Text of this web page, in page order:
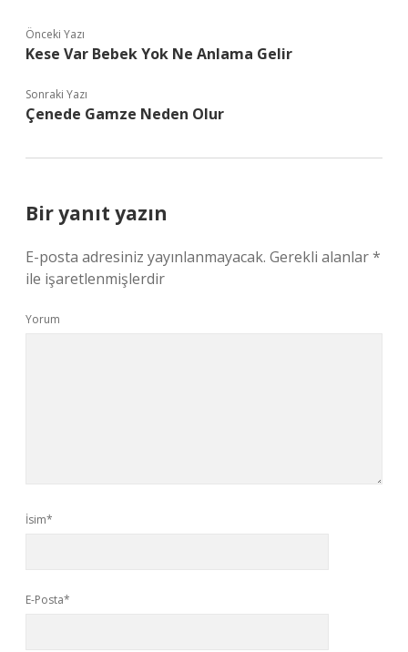
Önceki Yazı
Kese Var Bebek Yok Ne Anlama Gelir
Sonraki Yazı
Çenede Gamze Neden Olur
Bir yanıt yazın
E-posta adresiniz yayınlanmayacak. Gerekli alanlar*
ile işaretlenmişlerdir
Yorum
İsim*
E-Posta*